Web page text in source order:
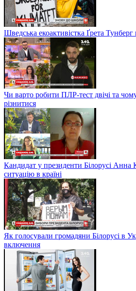
Шведська екоактивістка Ґрета
Чи варто робити ПЛР-тест двічі та
різнитися
Кандидат у президенти Білорусі Анна
ситуацію в країні
Як голосували громадяни Білорусі в
включення